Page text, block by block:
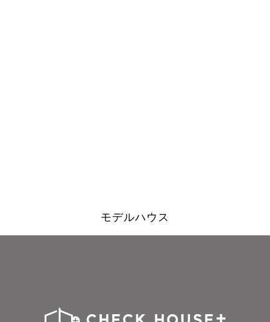
モデルハウス